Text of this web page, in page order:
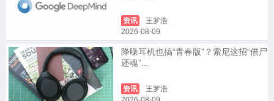
资讯
王罗浩
2026-08-09
降噪耳机也搞“青春版”？索尼这招“借尸
还魂”...
资讯
王罗浩